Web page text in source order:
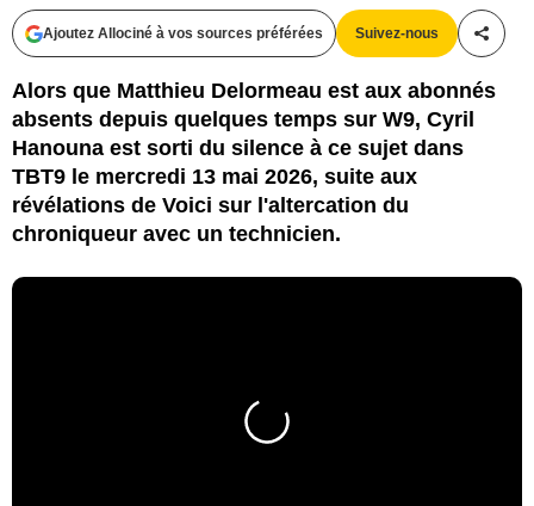
Ajoutez Allociné à vos sources préférées Suivez-nous
Alors que Matthieu Delormeau est aux abonnés
absents depuis quelques temps sur W9, Cyril
Hanouna est sorti du silence à ce sujet dans
TBT9 le mercredi 13 mai 2026, suite aux
révélations de Voici sur l'altercation du
chroniqueur avec un technicien.